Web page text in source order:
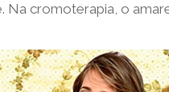
Na cromoterapia, o